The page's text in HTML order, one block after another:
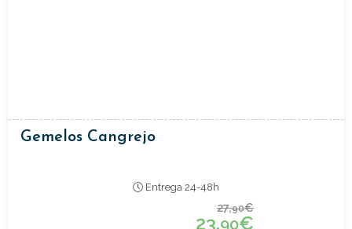
Gemelos Cangrejo
Entrega 24-48h
27,90€
23,90€